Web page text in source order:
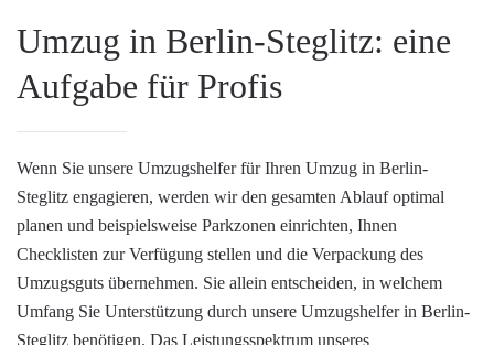
Umzug in Berlin-Steglitz: eine
Aufgabe für Profis
Wenn Sie unsere Umzugshelfer für Ihren Umzug in Berlin-
Steglitz engagieren, werden wir den gesamten Ablauf optimal
planen und beispielsweise Parkzonen einrichten, Ihnen
Checklisten zur Verfügung stellen und die Verpackung des
Umzugsguts übernehmen. Sie allein entscheiden, in welchem
Umfang Sie Unterstützung durch unsere Umzugshelfer in Berlin-
Steglitz benötigen. Das Leistungsspektrum unseres